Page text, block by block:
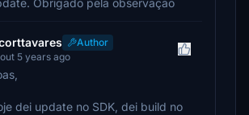
Obrigado pela observação
Author
5 years ago
dei update no SDK, dei build no